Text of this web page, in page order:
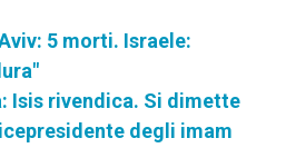
5 morti. Israele:
Isis rivendica. Si dimette
degli imam